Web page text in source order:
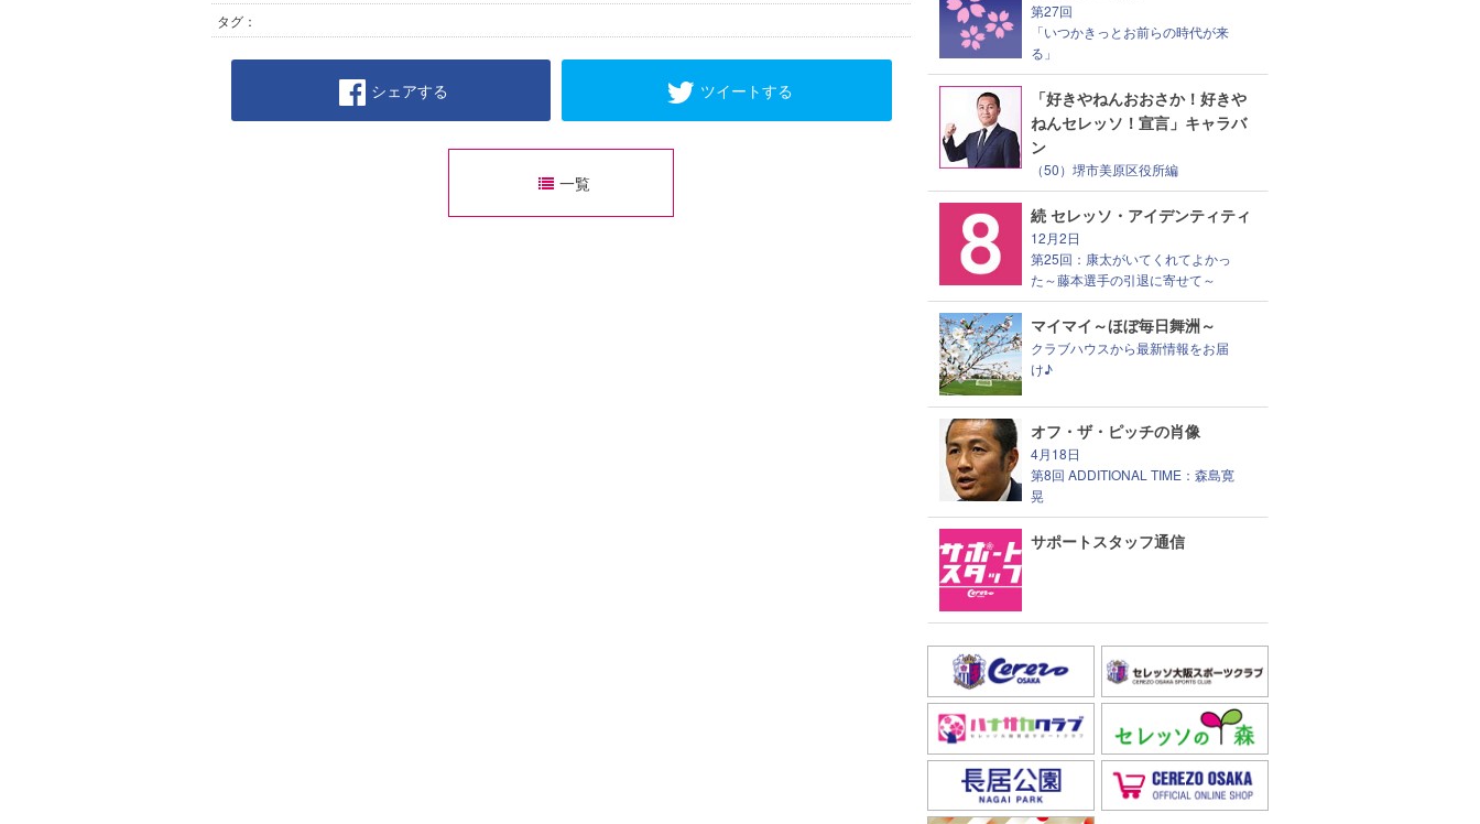
タグ：
シェアする ツイートする
一覧
第27回
「いつかきっとお前らの時代が来
る」
「好きやねんおおさか！好きや
ねんセレッソ！宣言」キャラバ
ン
（50）堺市美原区役所編
続 セレッソ・アイデンティティ
12月2日
第25回：康太がいてくれてよかっ
た～藤本選手の引退に寄せて～
マイマイ～ほぼ毎日舞洲～
クラブハウスから最新情報をお届
け♪
オフ・ザ・ピッチの肖像
4月18日
第8回 ADDITIONAL TIME：森島寛
晃
サポートスタッフ通信